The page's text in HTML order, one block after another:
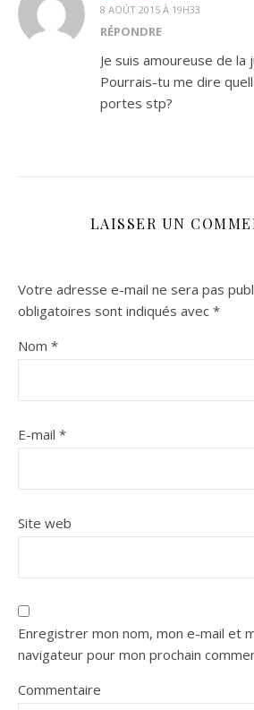
8 AOÛT 2015 À 19H33
RÉPONDRE
Je suis amoureuse de la
Pourrais-tu me dire
portes stp?
LAISSER UN
Votre adresse e-mail ne sera pas
obligatoires sont indiqués avec *
Nom *
E-mail *
Site web
Enregistrer mon nom, mon e-mail et
navigateur pour mon prochain
Commentaire